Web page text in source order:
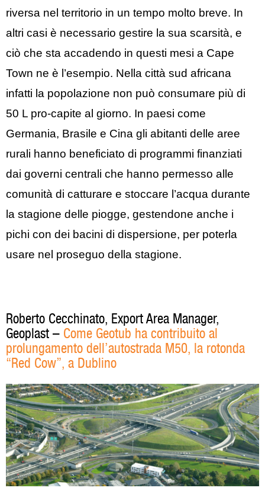
riversa nel territorio in un tempo molto breve. In
altri casi è necessario gestire la sua scarsità, e
ciò che sta accadendo in questi mesi a Cape
Town ne è l’esempio. Nella città sud africana
infatti la popolazione non può consumare più di
50 L pro-capite al giorno. In paesi come
Germania, Brasile e Cina gli abitanti delle aree
rurali hanno beneficiato di programmi finanziati
dai governi centrali che hanno permesso alle
comunità di catturare e stoccare l’acqua durante
la stagione delle piogge, gestendone anche i
pichi con dei bacini di dispersione, per poterla
usare nel proseguo della stagione.
Roberto Cecchinato, Export Area Manager,
Geoplast – Come Geotub ha contribuito al
prolungamento dell’autostrada M50, la rotonda
“Red Cow”, a Dublino